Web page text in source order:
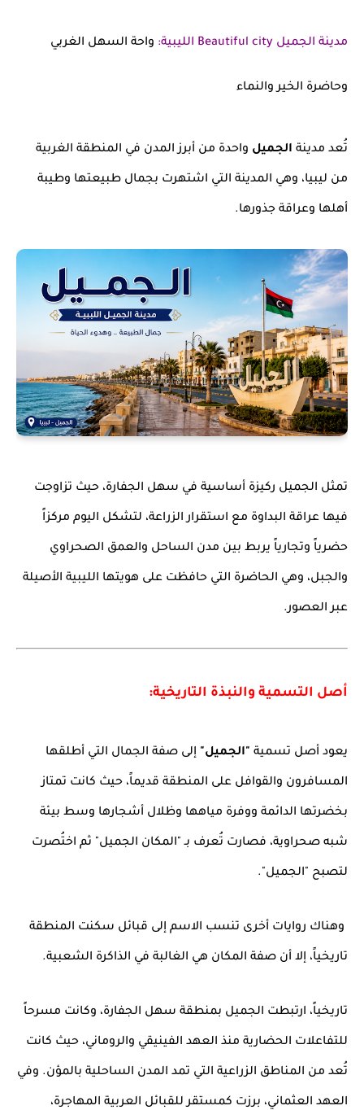
مدينة الجميل Beautiful city الليبية: واحة السهل الغربي
وحاضرة الخير والنماء
تُعد مدينة الجميل واحدة من أبرز المدن في المنطقة الغربية
من ليبيا، وهي المدينة التي اشتهرت بجمال طبيعتها وطيبة
أهلها وعراقة جذورها.
تمثل الجميل ركيزة أساسية في سهل الجفارة، حيث تزاوجت
فيها عراقة البداوة مع استقرار الزراعة، لتشكل اليوم مركزاً
حضرياً وتجارياً يربط بين مدن الساحل والعمق الصحراوي
والجبل، وهي الحاضرة التي حافظت على هويتها الليبية الأصيلة
عبر العصور.
أصل التسمية والنبذة التاريخية:
يعود أصل تسمية "الجميل" إلى صفة الجمال التي أطلقها
المسافرون والقوافل على المنطقة قديماً، حيث كانت تمتاز
بخضرتها الدائمة ووفرة مياهها وظلال أشجارها وسط بيئة
شبه صحراوية، فصارت تُعرف بـ "المكان الجميل" ثم اختُصرت
لتصبح "الجميل".
وهناك روايات أخرى تنسب الاسم إلى قبائل سكنت المنطقة
تاريخياً، إلا أن صفة المكان هي الغالبة في الذاكرة الشعبية.
تاريخياً، ارتبطت الجميل بمنطقة سهل الجفارة، وكانت مسرحاً
للتفاعلات الحضارية منذ العهد الفينيقي والروماني، حيث كانت
تُعد من المناطق الزراعية التي تمد المدن الساحلية بالمؤن. وفي
العهد العثماني، برزت كمستقر للقبائل العربية المهاجرة،